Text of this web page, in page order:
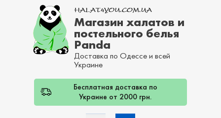
Магазин халатов и
постельного белья
Panda
Доставка по Одессе и всей
Украине
Бесплатная доставка по
Украине от 2000 грн.